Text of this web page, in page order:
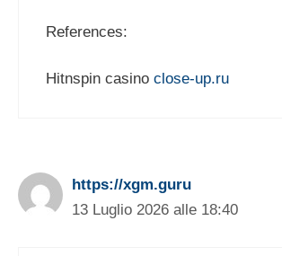
References:
Hitnspin casino close-up.ru
https://xgm.guru
13 Luglio 2026 alle 18:40